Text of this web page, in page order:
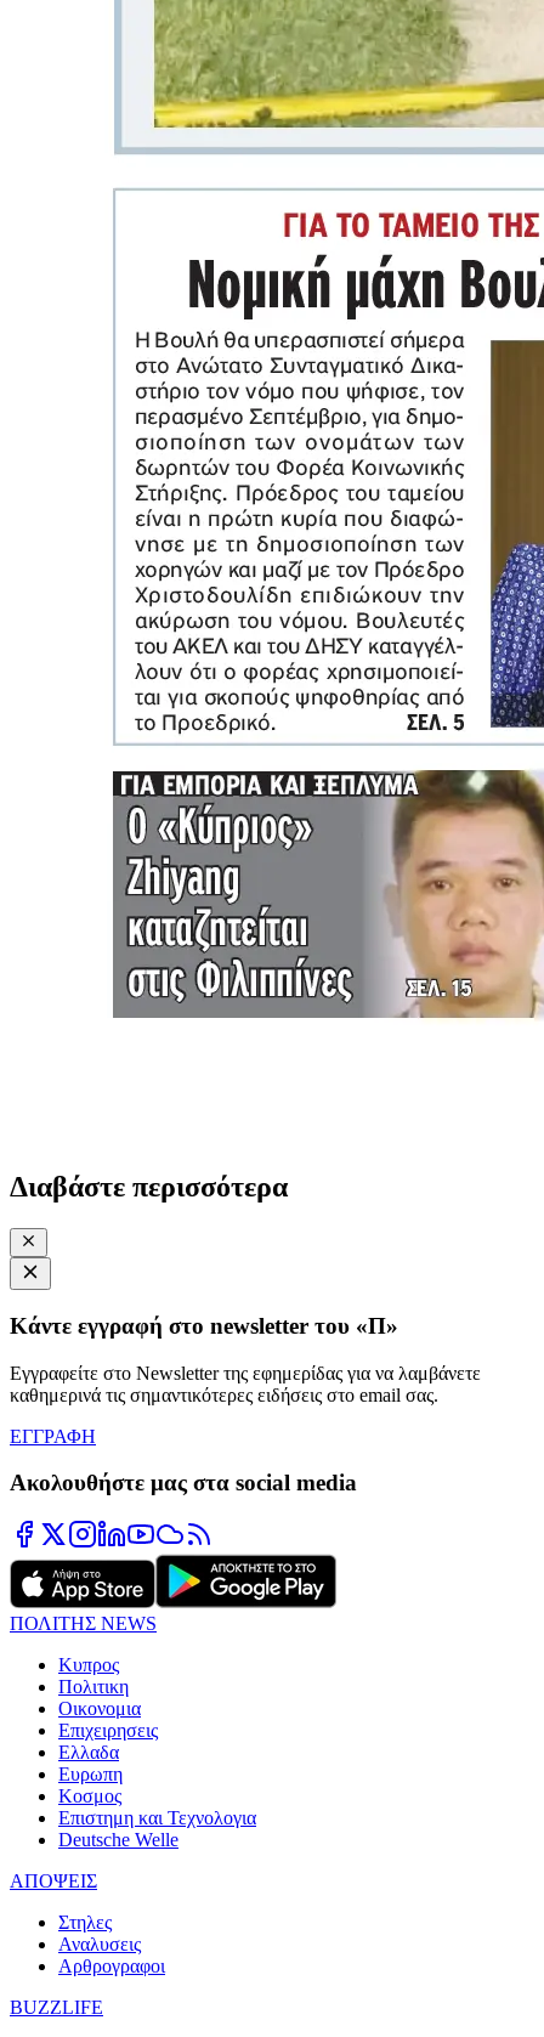
Διαβάστε περισσότερα
Κάντε εγγραφή στο newsletter του «Π»
Εγγραφείτε στο Newsletter της εφημερίδας για να λαμβάνετε
καθημερινά τις σημαντικότερες ειδήσεις στο email σας.
ΕΓΓΡΑΦΗ
Ακολουθήστε μας στα social media
ΠΟΛΙΤΗΣ NEWS
Κυπρος
Πολιτικη
Οικονομια
Επιχειρησεις
Ελλαδα
Ευρωπη
Κοσμος
Επιστημη και Τεχνολογια
Deutsche Welle
ΑΠΟΨΕΙΣ
Στηλες
Αναλυσεις
Αρθρογραφοι
BUZZLIFE